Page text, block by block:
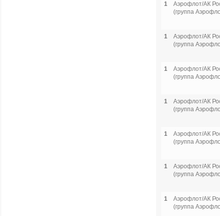
1
Аэрофлот/АК
(группа
1
Аэрофлот/АК
(группа
1
Аэрофлот/АК
(группа
1
Аэрофлот/АК
(группа
1
Аэрофлот/АК
(группа
1
Аэрофлот/АК
(группа
1
Аэрофлот/АК
(группа